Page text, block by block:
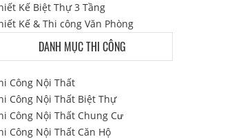
Kế Biệt Thự 3 Tầng
Kế & Thi công Văn Phòng
DANH MỤC THI CÔNG
Công Nội Thất
Công Nội Thất Biệt Thự
Công Nội Thất Chung Cư
Công Nội Thất Căn Hộ